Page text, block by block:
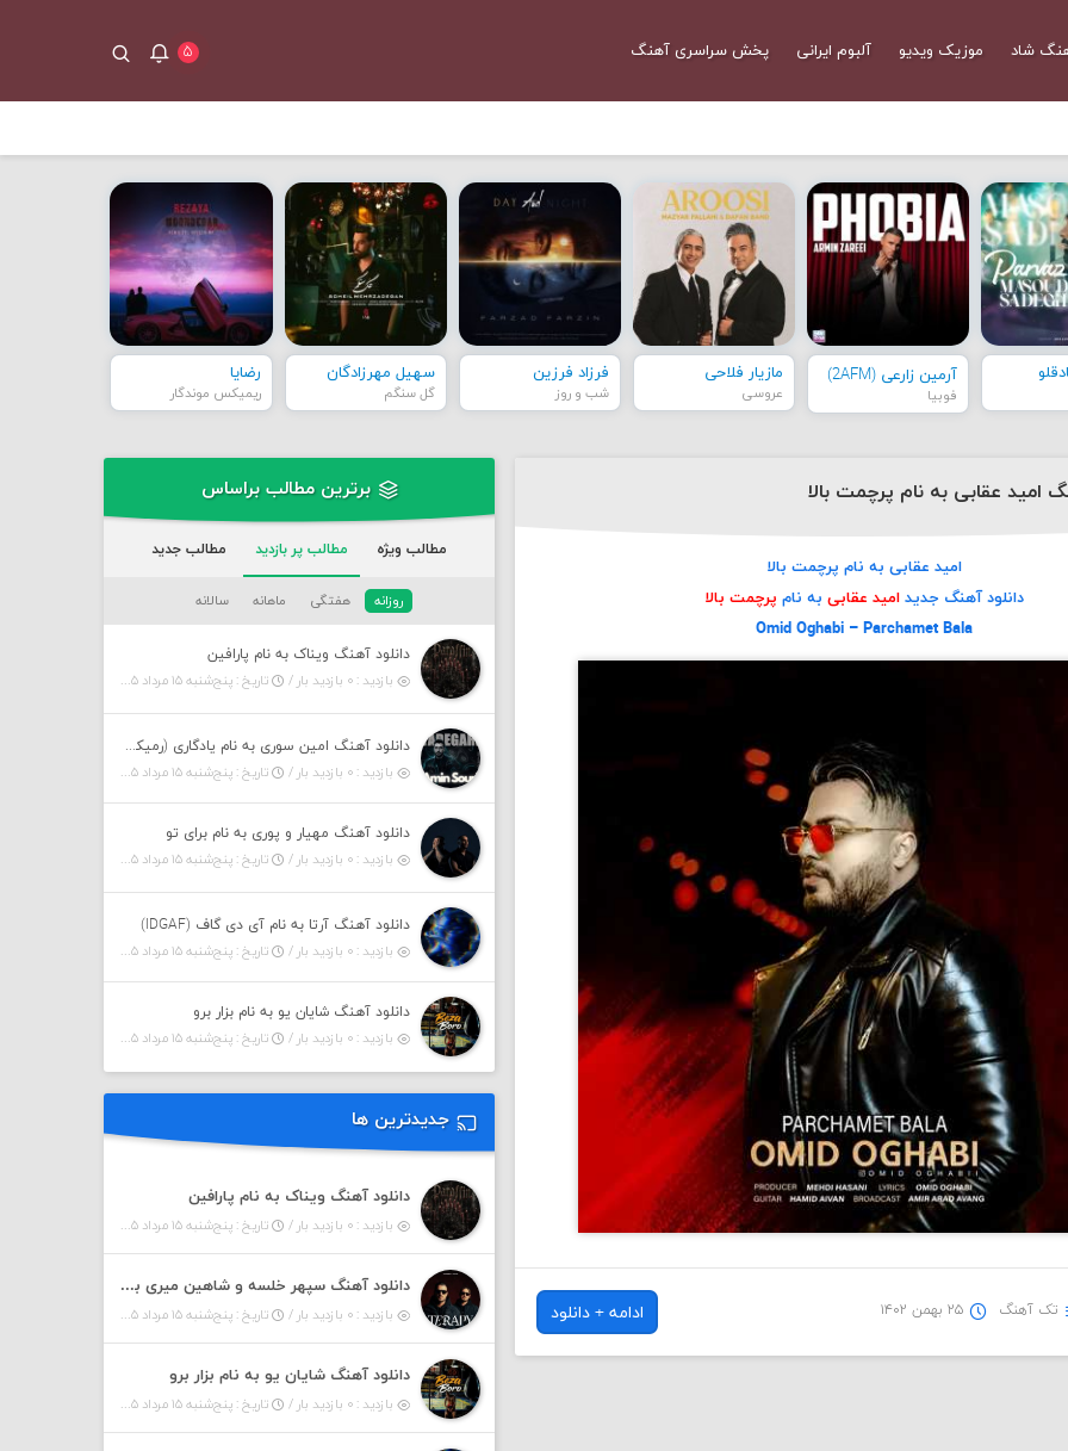
شاد موزیک ویدیو آلبوم ایرانی پخش سراسری آهنگ ۵
آرمین زارعی (2AFM)
فوبیا
مازیار فلاحی
عروسی
فرزاد فرزین
شب و روز
سهیل مهرزادگان
گل سنگم
رضایا
ریمیکس موندگار
امید عقابی به نام پرچمت بالا
امید عقابی به نام پرچمت بالا
دانلود آهنگ جدید امید عقابی به نام پرچمت بالا
Omid Oghabi – Parchamet Bala
تک آهنگ ۲۵ بهمن ۱۴۰۲ ادامه + دانلود
برترین مطالب براساس
مطالب ویژه مطالب پر بازدید مطالب جدید
روزانه هفتگی ماهانه سالانه
دانلود آهنگ ویناک به نام پارافین
بازدید : ۰ بازدید بار /
تاریخ : پنج‌شنبه ۱۵ مرداد ۱۴۰۵
دانلود آهنگ امین سوری به نام یادگاری (رمیکس)
بازدید : ۰ بازدید بار /
تاریخ : پنج‌شنبه ۱۵ مرداد ۱۴۰۵
دانلود آهنگ مهیار و پوری به نام برای تو
بازدید : ۰ بازدید بار /
تاریخ : پنج‌شنبه ۱۵ مرداد ۱۴۰۵
دانلود آهنگ آرتا به نام آی دی گاف (IDGAF)
بازدید : ۰ بازدید بار /
تاریخ : پنج‌شنبه ۱۵ مرداد ۱۴۰۵
دانلود آهنگ شایان یو به نام بزار برو
بازدید : ۰ بازدید بار /
تاریخ : پنج‌شنبه ۱۵ مرداد ۱۴۰۵
جدیدترین ها
دانلود آهنگ ویناک به نام پارافین
بازدید : ۰ بازدید بار / تاریخ : پنج‌شنبه ۱۵ مرداد ۱۴۰۵
دانلود آهنگ سپهر خلسه و شاهین میری به نام تراپی
بازدید : ۰ بازدید بار / تاریخ : پنج‌شنبه ۱۵ مرداد ۱۴۰۵
دانلود آهنگ شایان یو به نام بزار برو
بازدید : ۰ بازدید بار / تاریخ : پنج‌شنبه ۱۵ مرداد ۱۴۰۵